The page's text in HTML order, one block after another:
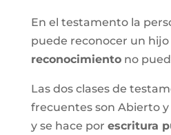
En el testamento la
puede reconocer un hijo
reconocimientono
Las dos clases de
frecuentes son Abierto y
y se hace por escritura